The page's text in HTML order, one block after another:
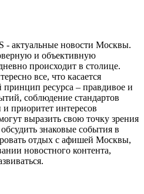
- актуальные новости Москвы.
и объективную
происходит в столице.
все, что касается
ресурса – правдивое и
соблюдение стандартов
приоритет интересов
выразить свою точку зрения
знаковые события в
отдых с афишей Москвы,
новостного контента,